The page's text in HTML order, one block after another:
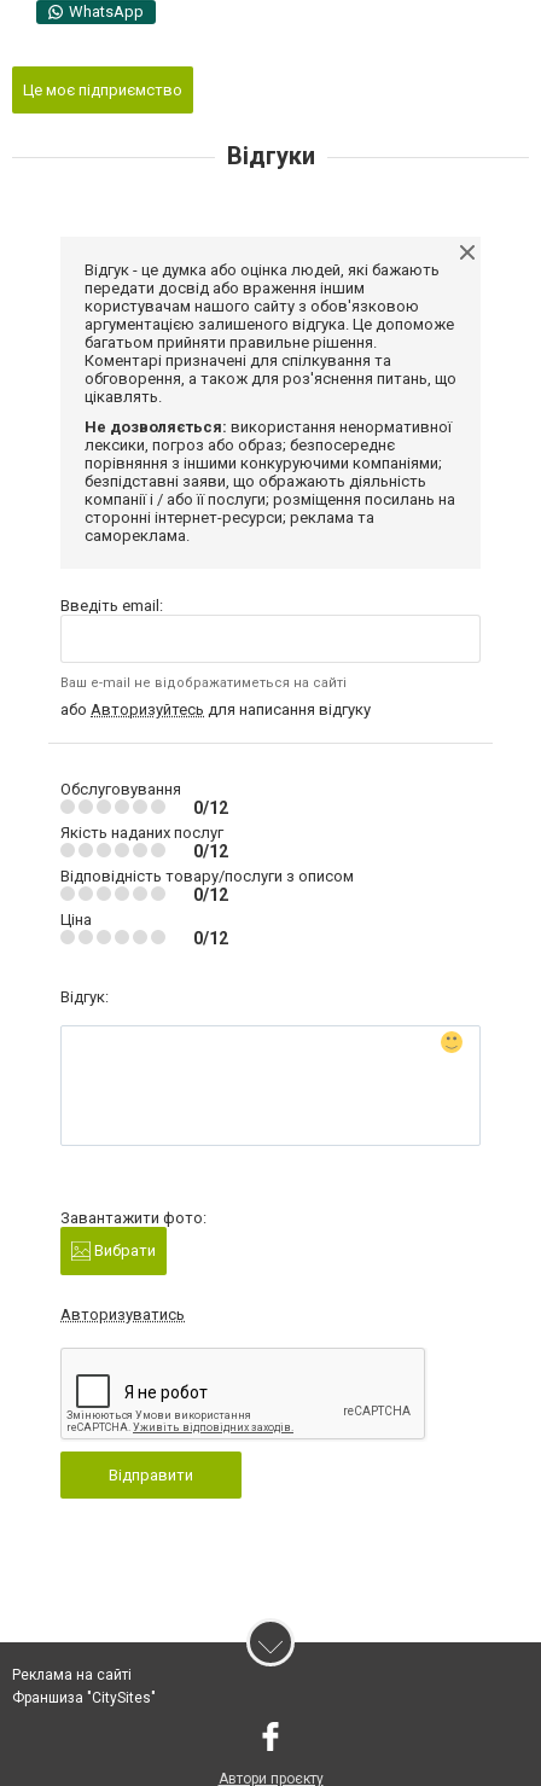
WhatsApp
Це моє підприємство
Відгуки
Відгук - це думка або оцінка людей, які бажають
передати досвід або враження іншим
користувачам нашого сайту з обов'язковою
аргументацією залишеного відгука. Це допоможе
багатьом прийняти правильне рішення.
Коментарі призначені для спілкування та
обговорення, а також для роз'яснення питань, що
цікавлять.
Не дозволяється: використання ненормативної
лексики, погроз або образ; безпосереднє
порівняння з іншими конкуруючими компаніями;
безпідставні заяви, що ображають діяльність
компанії і / або її послуги; розміщення посилань на
сторонні інтернет-ресурси; реклама та
самореклама.
Введіть email:
Ваш e-mail не відображатиметься на сайті
або Авторизуйтесь для написання відгуку
Обслуговування
0/12
Якість наданих послуг
0/12
Відповідність товару/послуги з описом
0/12
Ціна
0/12
Відгук:
Завантажити фото:
Вибрати
Авторизуватись
Відправити
Реклама на сайті
Франшиза "CitySites"
Автори проєкту